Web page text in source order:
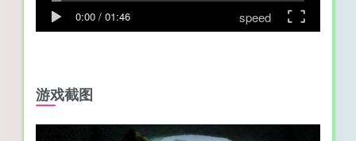
0:00 / 01:46 speed
游戏截图